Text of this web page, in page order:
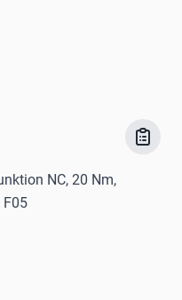
NC, 20 Nm,
F05